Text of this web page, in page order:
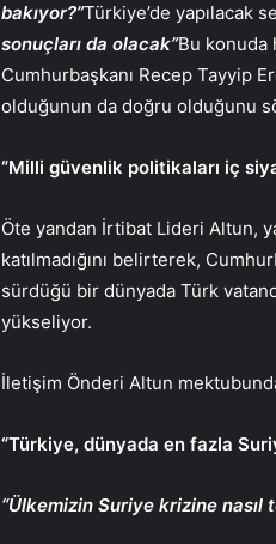
bakıyor?”Türkiye’de yapılacak
sonuçları da olacak”Bu konuda
Cumhurbaşkanı Recep Tayyip
olduğunun da doğru olduğunu
“Milli güvenlik politikaları iç
Öte yandan İrtibat Lideri Altun,
katılmadığını belirterek,
sürdüğü bir dünyada Türk
yükseliyor.
İletişim Önderi Altun
“Türkiye, dünyada en fazla
“Ülkemizin Suriye krizine